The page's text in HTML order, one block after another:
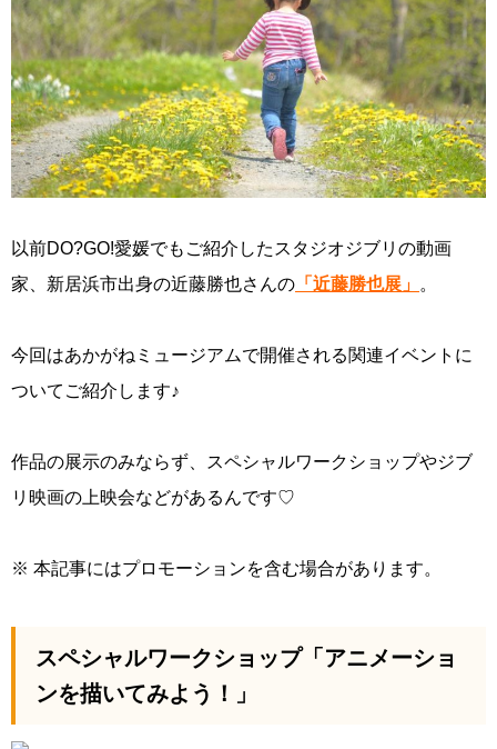
以前DO?GO!愛媛でもご紹介したスタジオジブリの動画
家、新居浜市出身の近藤勝也さんの 「近藤勝也展」 。
今回はあかがねミュージアムで開催される関連イベントに
ついてご紹介します♪
作品の展示のみならず、スペシャルワークショップやジブ
リ映画の上映会などがあるんです♡
※ 本記事にはプロモーションを含む場合があります。
スペシャルワークショップ「アニメーショ
ンを描いてみよう！」